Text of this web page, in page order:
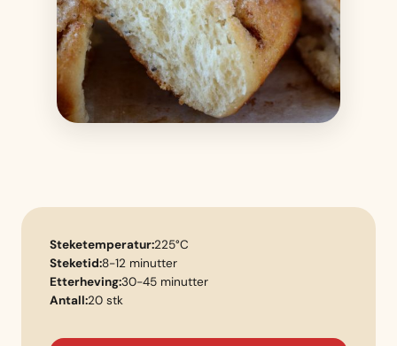
Steketemperatur:225°C
Steketid:8-12 minutter
Etterheving:30-45 minutter
Antall:20 stk